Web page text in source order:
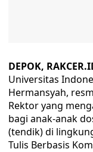
DEPOK,
Universitas
Hermansyah,
Rektor yang
bagi anak-anak
(tendik) di
Tulis Berbasis